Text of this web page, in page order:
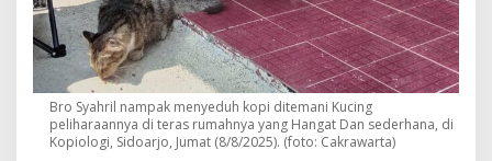
i
n
g
d
i
T
e
Bro Syahril nampak menyeduh kopi ditemani Kucing
peliharaannya di teras rumahnya yang Hangat Dan sederhana, di
Kopiologi, Sidoarjo, Jumat (8/8/2025). (foto: Cakrawarta)